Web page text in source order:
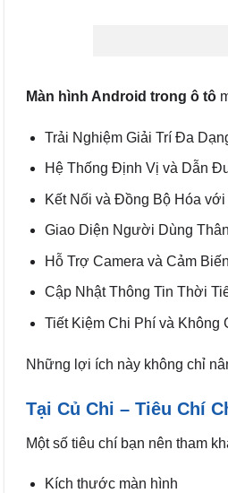
Màn hình Android trong ô tô
Trải Nghiệm Giải Trí Đa
Hệ Thống Định Vị và Dẫn
Kết Nối và Đồng Bộ Hóa
Giao Diện Người Dùng
Hỗ Trợ Camera và Cảm
Cập Nhật Thông Tin Thời
Tiết Kiệm Chi Phí và Không
Những lợi ích này không chỉ
Tại Củ Chi – Tiêu Chí
Một số tiêu chí bạn nên tham
Kích thước màn hình